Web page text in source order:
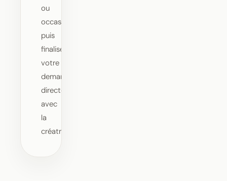
ou
occasion,
puis
finaliser
votre
demande
directement
avec
la
créatrice.